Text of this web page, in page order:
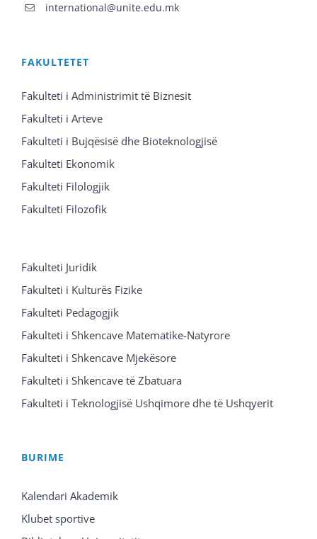
international@unite.edu.mk
FAKULTETET
Fakulteti i Administrimit të Biznesit
Fakulteti i Arteve
Fakulteti i Bujqësisë dhe Bioteknologjisë
Fakulteti Ekonomik
Fakulteti Filologjik
Fakulteti Filozofik
Fakulteti Juridik
Fakulteti i Kulturës Fizike
Fakulteti Pedagogjik
Fakulteti i Shkencave Matematike-Natyrore
Fakulteti i Shkencave Mjekësore
Fakulteti i Shkencave të Zbatuara
Fakulteti i Teknologjisë Ushqimore dhe të Ushqyerit
BURIME
Kalendari Akademik
Klubet sportive